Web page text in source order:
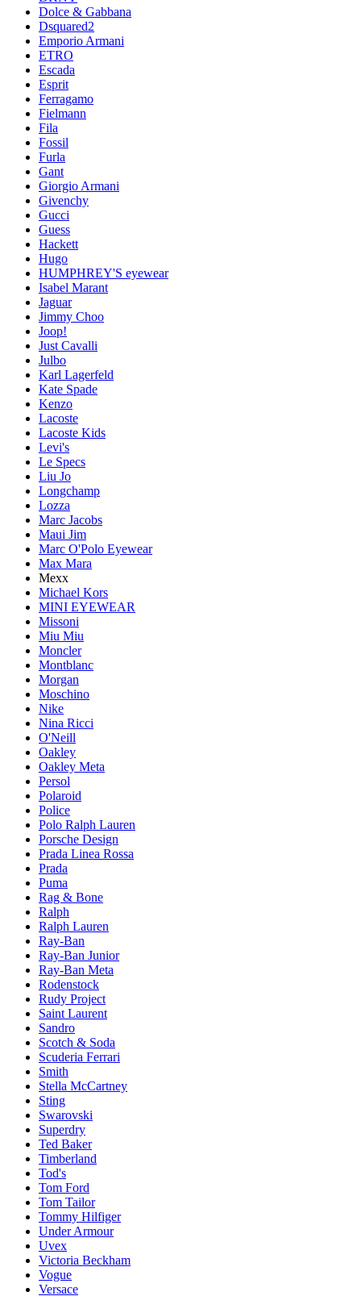
Dolce & Gabbana
Dsquared2
Emporio Armani
ETRO
Escada
Esprit
Ferragamo
Fielmann
Fila
Fossil
Furla
Gant
Giorgio Armani
Givenchy
Gucci
Guess
Hackett
Hugo
HUMPHREY'S eyewear
Isabel Marant
Jaguar
Jimmy Choo
Joop!
Just Cavalli
Julbo
Karl Lagerfeld
Kate Spade
Kenzo
Lacoste
Lacoste Kids
Levi's
Le Specs
Liu Jo
Longchamp
Lozza
Marc Jacobs
Maui Jim
Marc O'Polo Eyewear
Max Mara
Mexx
Michael Kors
MINI EYEWEAR
Missoni
Miu Miu
Moncler
Montblanc
Morgan
Moschino
Nike
Nina Ricci
O'Neill
Oakley
Oakley Meta
Persol
Polaroid
Police
Polo Ralph Lauren
Porsche Design
Prada Linea Rossa
Prada
Puma
Rag & Bone
Ralph
Ralph Lauren
Ray-Ban
Ray-Ban Junior
Ray-Ban Meta
Rodenstock
Rudy Project
Saint Laurent
Sandro
Scotch & Soda
Scuderia Ferrari
Smith
Stella McCartney
Sting
Swarovski
Superdry
Ted Baker
Timberland
Tod's
Tom Ford
Tom Tailor
Tommy Hilfiger
Under Armour
Uvex
Victoria Beckham
Vogue
Versace